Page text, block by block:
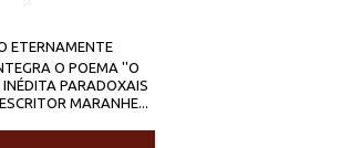
ETERNAMENTE
O POEMA ''O
PARADOXAIS
MARANHE...